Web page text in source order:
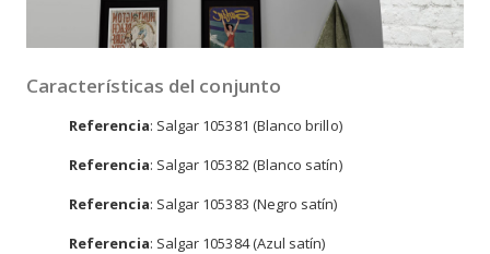
Características del conjunto
Referencia: Salgar 105381 (Blanco brillo)
Referencia: Salgar 105382 (Blanco satín)
Referencia: Salgar 105383 (Negro satín)
Referencia: Salgar 105384 (Azul satín)